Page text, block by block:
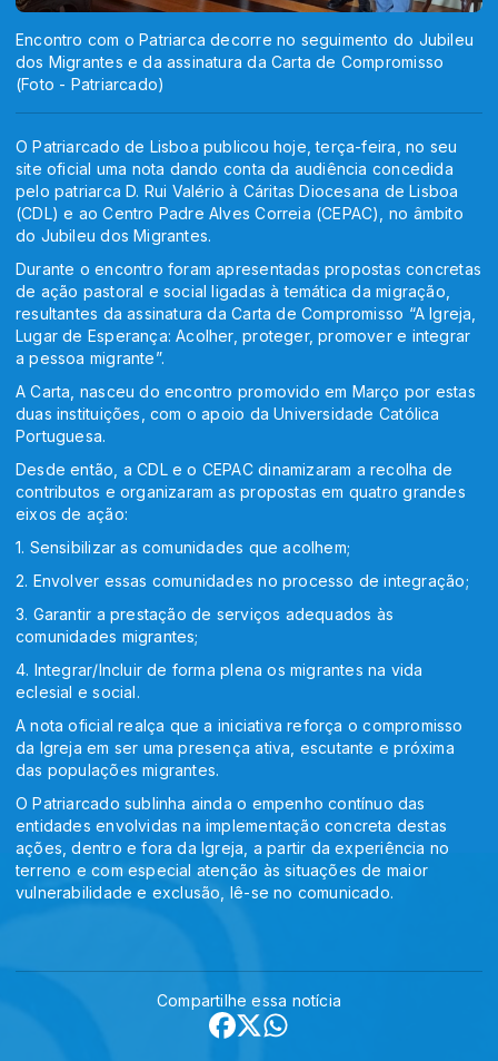
Encontro com o Patriarca decorre no seguimento do Jubileu
dos Migrantes e da assinatura da Carta de Compromisso
(Foto - Patriarcado)
O Patriarcado de Lisboa publicou hoje, terça-feira, no seu
site oficial uma nota dando conta da audiência concedida
pelo patriarca D. Rui Valério à Cáritas Diocesana de Lisboa
(CDL) e ao Centro Padre Alves Correia (CEPAC), no âmbito
do Jubileu dos Migrantes.
Durante o encontro foram apresentadas propostas concretas
de ação pastoral e social ligadas à temática da migração,
resultantes da assinatura da Carta de Compromisso “A Igreja,
Lugar de Esperança: Acolher, proteger, promover e integrar
a pessoa migrante”.
A Carta, nasceu do encontro promovido em Março por estas
duas instituições, com o apoio da Universidade Católica
Portuguesa.
Desde então, a CDL e o CEPAC dinamizaram a recolha de
contributos e organizaram as propostas em quatro grandes
eixos de ação:
1. Sensibilizar as comunidades que acolhem;
2. Envolver essas comunidades no processo de integração;
3. Garantir a prestação de serviços adequados às
comunidades migrantes;
4. Integrar/Incluir de forma plena os migrantes na vida
eclesial e social.
A nota oficial realça que a iniciativa reforça o compromisso
da Igreja em ser uma presença ativa, escutante e próxima
das populações migrantes.
O Patriarcado sublinha ainda o empenho contínuo das
entidades envolvidas na implementação concreta destas
ações, dentro e fora da Igreja, a partir da experiência no
terreno e com especial atenção às situações de maior
vulnerabilidade e exclusão, lê-se no comunicado.
Compartilhe essa notícia